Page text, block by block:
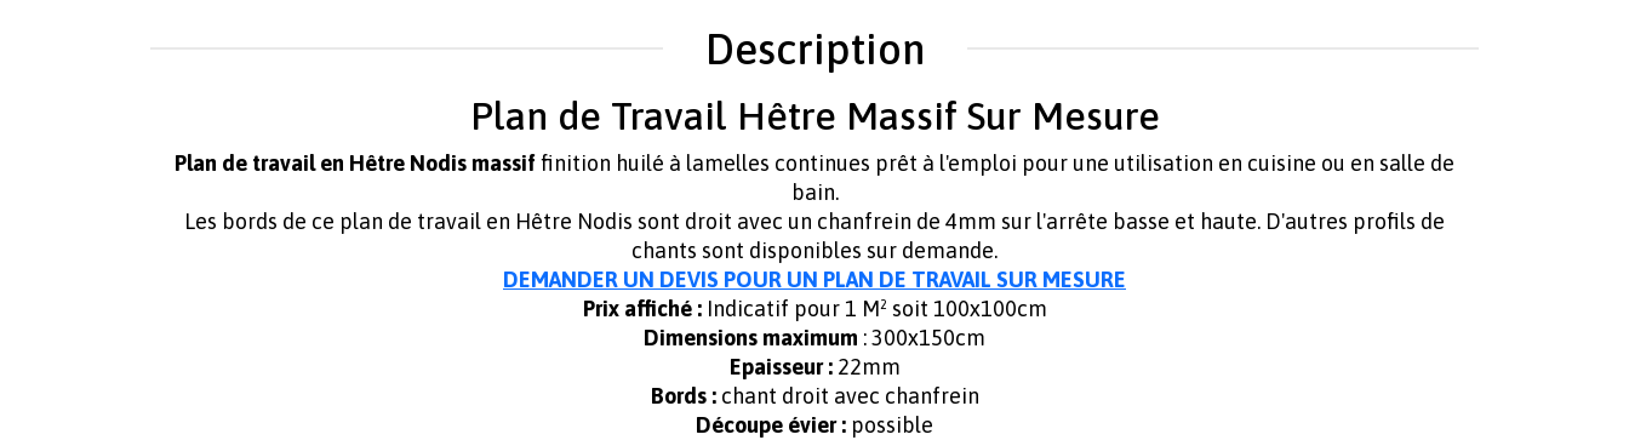
Description
Plan de Travail Hêtre Massif Sur Mesure
Plan de travail en Hêtre Nodis massiffinition huilé à lamelles continues prêt à l'emploi pour une utilisation en cuisine ou en salle de
bain.
Les bords de ce plan de travail en Hêtre Nodis sont droit avec un chanfrein de 4mm sur l'arrête basse et haute. D'autres profils de
chants sont disponibles sur demande.
DEMANDER UN DEVIS POUR UN PLAN DE TRAVAIL SUR MESURE
Prix affiché : Indicatif pour 1 M² soit 100x100cm
Dimensions maximum : 300x150cm
Epaisseur :22mm
Bords :chant droit avec chanfrein
Découpe évier : possible